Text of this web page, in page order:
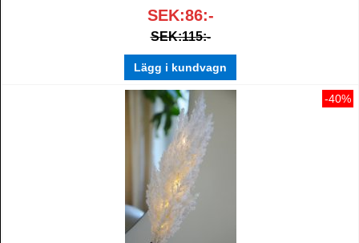
SEK:86:-
SEK:115:-
Lägg i kundvagn
-40%